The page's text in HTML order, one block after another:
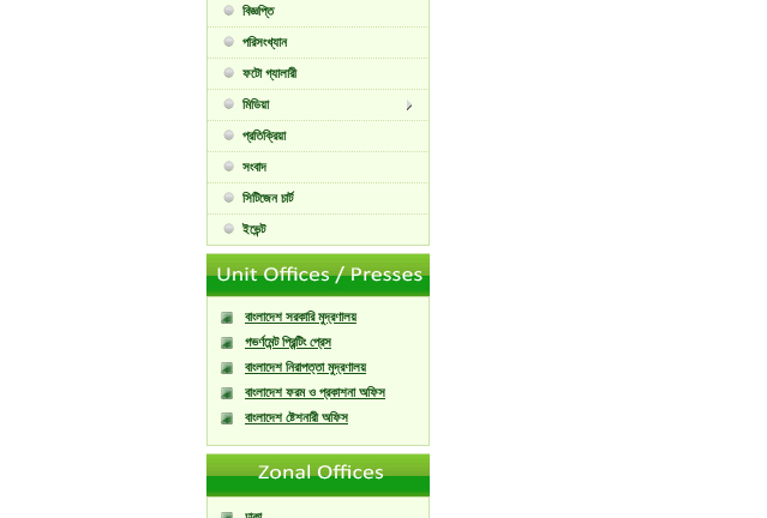
বিজ্ঞপ্তি
পরিসংখ্যান
ফটো গ্যালারী
মিডিয়া
প্রতিক্রিয়া
সংবাদ
সিটিজেন চার্ট
ইভেন্ট
বাংলাদেশ সরকারি মুদ্রণালয়
গভর্ণমেন্ট প্রিন্টিং প্রেস
বাংলাদেশ নিরাপত্তা মুদ্রণালয়
বাংলাদেশ ফরম ও প্রকাশনা অফিস
বাংলাদেশ ষ্টেশনারী অফিস